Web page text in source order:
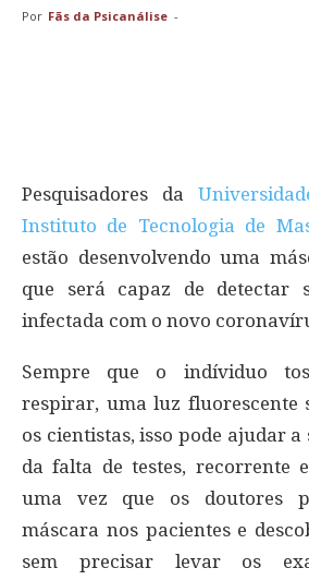
Por Fãs da Psicanálise -
Pesquisadores da
Instituto de Tecnologia de
estão desenvolvendo uma
que será capaz de detectar
infectada com o novo
Sempre que o indíviduo
respirar, uma luz fluorescente
os cientistas, isso pode ajudar
da falta de testes, recorrente
uma vez que os doutores
máscara nos pacientes e
sem precisar levar os